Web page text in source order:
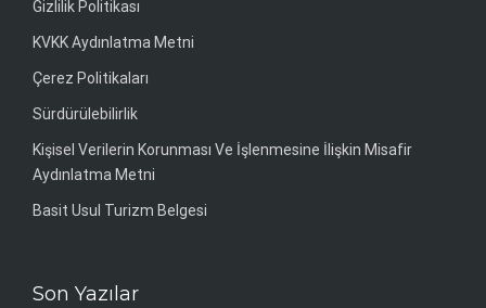
Gizlilik Politikası
KVKK Aydınlatma Metni
Çerez Politikaları
Sürdürülebilirlik
Kişisel Verilerin Korunması Ve İşlenmesine İlişkin Misafir
Aydınlatma Metni
Basit Usul Turizm Belgesi
Son Yazılar